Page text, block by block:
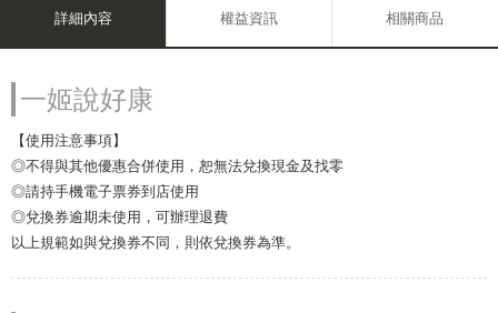
詳細內容 權益資訊 相關商品
一姬說好康
【使用注意事項】
◎不得與其他優惠合併使用，恕無法兌換現金及找零
◎請持手機電子票券到店使用
◎兌換券逾期未使用，可辦理退費
以上規範如與兌換券不同，則依兌換券為準。